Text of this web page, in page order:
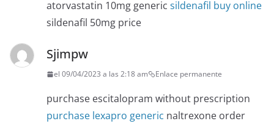
atorvastatin 10mg generic sildenafil buy online
sildenafil 50mg price
Sjimpw
el 09/04/2023 a las 2:18 am Enlace permanente
purchase escitalopram without prescription
purchase lexapro generic naltrexone order